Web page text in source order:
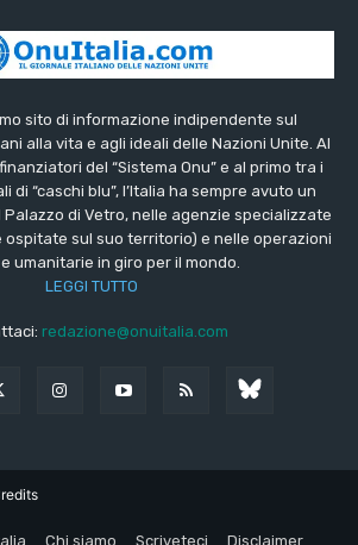
sito di informazione indipendente sul
alla vita e agli ideali delle Nazioni Unite. Al
del “Sistema Onu” e al primo tra i
di “caschi blu”, l’Italia ha sempre avuto un
di Vetro, nelle agenzie specializzate
ospitate sul suo territorio) e nelle operazioni
umanitarie in giro per il mondo.
LEGGI TUTTO
redazione@onuitalia.com
Chi siamo Scriveteci Disclaimer